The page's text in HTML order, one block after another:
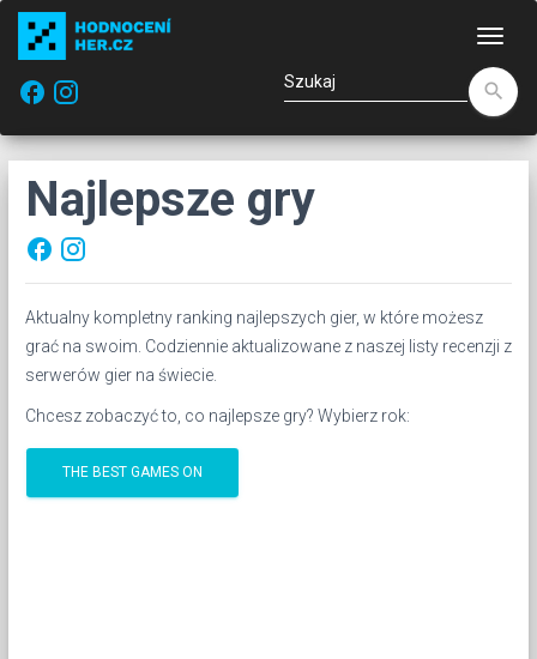
facebook
search
Najlepsze gry
facebook
Aktualny kompletny ranking najlepszych gier, w które możesz
grać na swoim. Codziennie aktualizowane z naszej listy recenzji z
serwerów gier na świecie.
Chcesz zobaczyć to, co najlepsze gry? Wybierz rok:
THE BEST GAMES ON